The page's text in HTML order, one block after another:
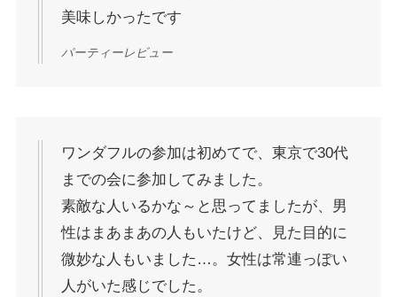
美味しかったです
パーティーレビュー
ワンダフルの参加は初めてで、東京で30代
までの会に参加してみました。
素敵な人いるかな～と思ってましたが、男
性はまあまあの人もいたけど、見た目的に
微妙な人もいました…。女性は常連っぽい
人がいた感じでした。